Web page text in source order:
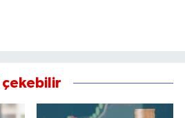
çekebilir